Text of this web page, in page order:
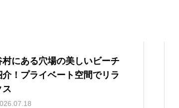
村にある穴場の美しいビーチ
介！プライベート空間でリラ
ス